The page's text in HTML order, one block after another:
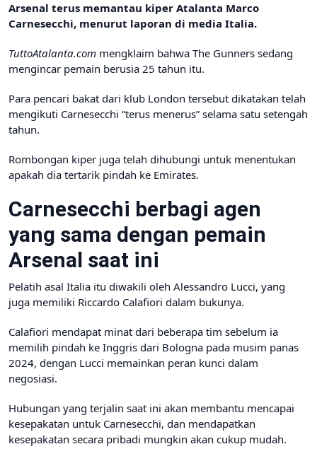
Arsenal terus memantau kiper Atalanta Marco
Carnesecchi, menurut laporan di media Italia.
TuttoAtalanta.com mengklaim bahwa The Gunners sedang
mengincar pemain berusia 25 tahun itu.
Para pencari bakat dari klub London tersebut dikatakan telah
mengikuti Carnesecchi “terus menerus” selama satu setengah
tahun.
Rombongan kiper juga telah dihubungi untuk menentukan
apakah dia tertarik pindah ke Emirates.
Carnesecchi berbagi agen
yang sama dengan pemain
Arsenal saat ini
Pelatih asal Italia itu diwakili oleh Alessandro Lucci, yang
juga memiliki Riccardo Calafiori dalam bukunya.
Calafiori mendapat minat dari beberapa tim sebelum ia
memilih pindah ke Inggris dari Bologna pada musim panas
2024, dengan Lucci memainkan peran kunci dalam
negosiasi.
Hubungan yang terjalin saat ini akan membantu mencapai
kesepakatan untuk Carnesecchi, dan mendapatkan
kesepakatan secara pribadi mungkin akan cukup mudah.